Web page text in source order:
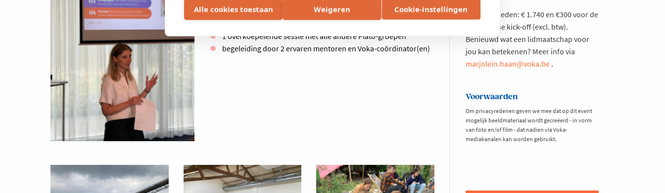
Alle cookies toestaan Weigeren Cookie-instellingen
9 maandelijkse sessies, verspreid over 1 jaar
1 overkoepelende sessie met alle andere Plato-groepen
begeleiding door 2 ervaren mentoren en Voka-coördinator(en)
niet Voka-leden: € 1.740 en €300 voor de
tweedaagse kick-off (excl. btw).
Benieuwd wat een lidmaatschap voor
jou kan betekenen? Meer info via
marjolein.haan@voka.be .
Voorwaarden
Om privacyredenen geven we mee dat op dit event
mogelijk beeldmateriaal wordt gecreëerd - in vorm
van foto en/of film - dat nadien via Voka-
mediakanalen kan worden gebruikt.